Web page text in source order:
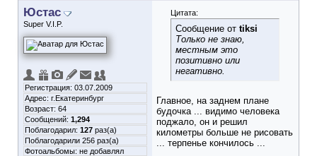
Юстас
Super V.I.P.
Регистрация: 03.07.2009
Адрес: г.Екатеринбург
Возраст: 64
Сообщений: 1,294
Поблагодарил: 127 раз(а)
Поблагодарили 256 раз(а)
Фотоальбомы: не добавлял
Цитата:
Сообщение от tiksi
Только не знаю,
местным это
позитивно или
негативно.
Главное, на заднем плане
будочка ... видимо человека
поджало, он и решил
километры больше не рисовать
... терпенье кончилось ...